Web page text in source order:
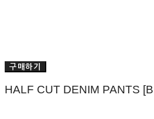
구매하기
HALF CUT DENIM PANTS